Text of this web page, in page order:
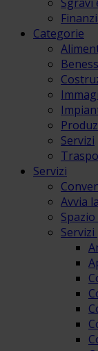
Categorie
Servizi
Servizi
Avvia
Servizi